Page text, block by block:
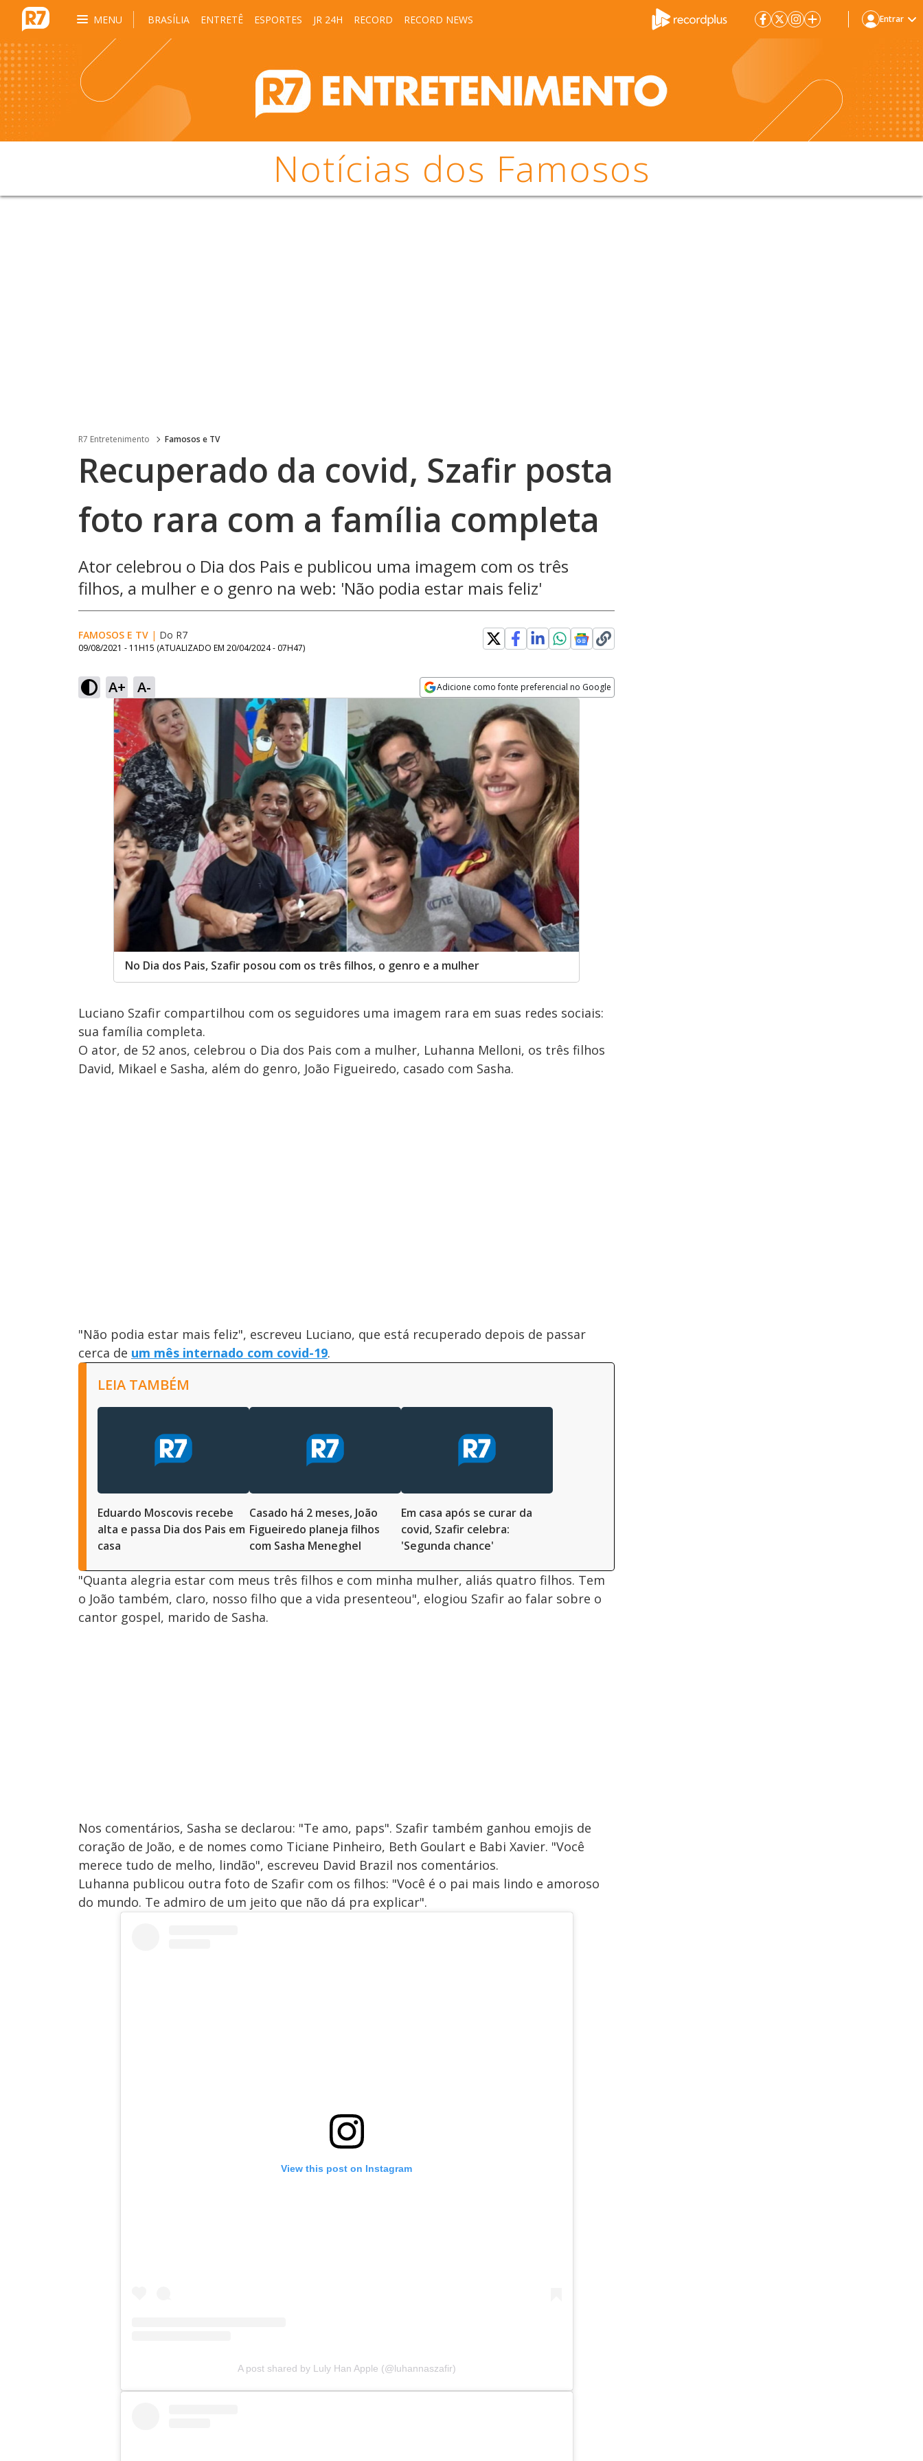
MENU BRASÍLIA ENTRETÊ ESPORTES JR 24H RECORD RECORD NEWS Entrar
Notícias dos Famosos
R7 Entretenimento Famosos e TV
Recuperado da covid, Szafir posta
foto rara com a família completa
Ator celebrou o Dia dos Pais e publicou uma imagem com os três
filhos, a mulher e o genro na web: 'Não podia estar mais feliz'
FAMOSOS E TV | Do R7
09/08/2021 - 11H15 (ATUALIZADO EM 20/04/2024 - 07H47)
A+ A- Adicione como fonte preferencial no Google
Opens in new window
No Dia dos Pais, Szafir posou com os três filhos, o genro e a mulher
Luciano Szafir compartilhou com os seguidores uma imagem rara em suas redes sociais:
sua família completa.
O ator, de 52 anos, celebrou o Dia dos Pais com a mulher, Luhanna Melloni, os três filhos
David, Mikael e Sasha, além do genro, João Figueiredo, casado com Sasha.
"Não podia estar mais feliz", escreveu Luciano, que está recuperado depois de passar
cerca de um mês internado com covid-19.
LEIA TAMBÉM
Eduardo Moscovis recebe
alta e passa Dia dos Pais em
casa
Casado há 2 meses, João
Figueiredo planeja filhos
com Sasha Meneghel
Em casa após se curar da
covid, Szafir celebra:
'Segunda chance'
"Quanta alegria estar com meus três filhos e com minha mulher, aliás quatro filhos. Tem
o João também, claro, nosso filho que a vida presenteou", elogiou Szafir ao falar sobre o
cantor gospel, marido de Sasha.
Nos comentários, Sasha se declarou: "Te amo, paps". Szafir também ganhou emojis de
coração de João, e de nomes como Ticiane Pinheiro, Beth Goulart e Babi Xavier. "Você
merece tudo de melho, lindão", escreveu David Brazil nos comentários.
Luhanna publicou outra foto de Szafir com os filhos: "Você é o pai mais lindo e amoroso
do mundo. Te admiro de um jeito que não dá pra explicar".
View this post on Instagram
A post shared by Luly Han Apple (@luhannaszafir)